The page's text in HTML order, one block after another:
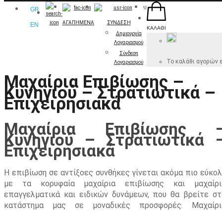
GR
EN ΑΓΑΠΗΜΕΝΑ
ΣΥΝΔΕΣΗ
Δημιουργία
Λογαριασμού
Σύνδεση
Λογαριασμού
ΚΑΛΆΘΙ
Το καλάθι αγορών
Μαχαίρια Επιβίωσης –
Κυνηγιού – Στρατιωτικά –
Επιχειρησιακά
Μαχαίρια Επιβίωσης
Κυνηγιού – Στρατιωτικά
Επιχειρησιακά
Η επιβίωση σε αντίξοες συνθήκες γίνεται ακόμα πιο
με τα κορυφαία μαχαίρια επιβίωσης και
επαγγελματικά και ειδικών δυνάμεων, που θα βρείτε
κατάστημα μας σε μοναδικές προσφορές.